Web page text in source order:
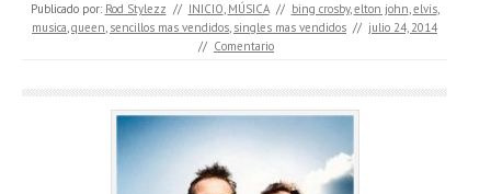
Publicado por: Rod Stylezz // INICIO, MÚSICA // bing crosby,elton john,elvis,
musica,queen, sencillos mas vendidos, singles mas vendidos // julio 24, 2014
// Comentario